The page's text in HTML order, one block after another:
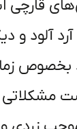
قارچی
و
زمانی
را